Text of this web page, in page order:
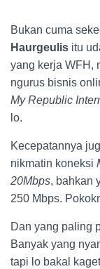
Bukan cuma
Haurgeulis itu
yang kerja WFH,
ngurus bisnis
My Republic
lo.
Kecepatannya
nikmatin koneksi
20Mbps, bahkan
250 Mbps.
Dan yang paling
Banyak yang
tapi lo bakal